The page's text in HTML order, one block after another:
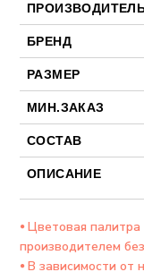
БРЕНД
РАЗМЕР
МИН.ЗАКАЗ
СОСТАВ
ОПИСАНИЕ
⦁ Цветовая
производителем
⦁ В зависимости от